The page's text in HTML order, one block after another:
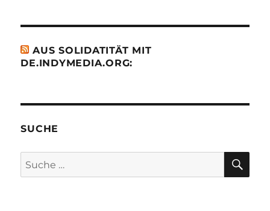
AUS SOLIDATITÄT MIT
DE.INDYMEDIA.ORG:
SUCHE
Suche
nach: